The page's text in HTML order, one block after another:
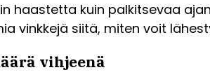
haastetta kuin palkitsevaa
vinkkejä siitä, miten voit
vihjeenä